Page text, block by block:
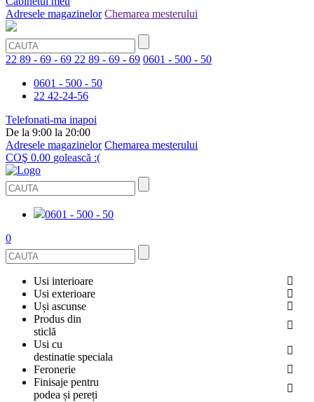
Adresele magazinelor Chemarea mesterului
22 89 - 69 - 69 22 89 - 69 - 69 0601 - 500 - 50
0601 - 500 - 50
22 42-24-56
Telefonati-ma inapoi
De la 9:00 la 20:00
Adresele magazinelor Chemarea mesterului
COŞ 0.00 golească :(
0601 - 500 - 50
0
Usi interioare
FURNIRUITE
SMALT
Usi exterioare
USI METALICE
PENTRU APARTAMENT
PENTRU CASA
Uși ascunse
OGLINDIT
GRESIE PORȚELANATĂ
Produs din
sticlă
BALUSTRADE ȘI TREPTE
CABINE DE DUȘ ȘI PEREȚI DESPĂRȚITORI
Usi cu
destinatie speciala
USI ANTIFOC (ANTIINCENDIU)
Feronerie
ACCESORII
Finisaje pentru
podea și pereți